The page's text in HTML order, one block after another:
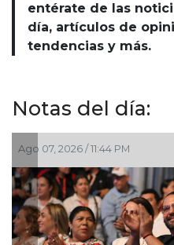
entérate de las
día, artículos de
tendencias y más.
Notas del día:
Ago 07, 2026 / 11:44 PM